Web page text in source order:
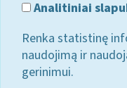
Analitiniai
Renka statistinę
naudojimą ir
gerinimui.